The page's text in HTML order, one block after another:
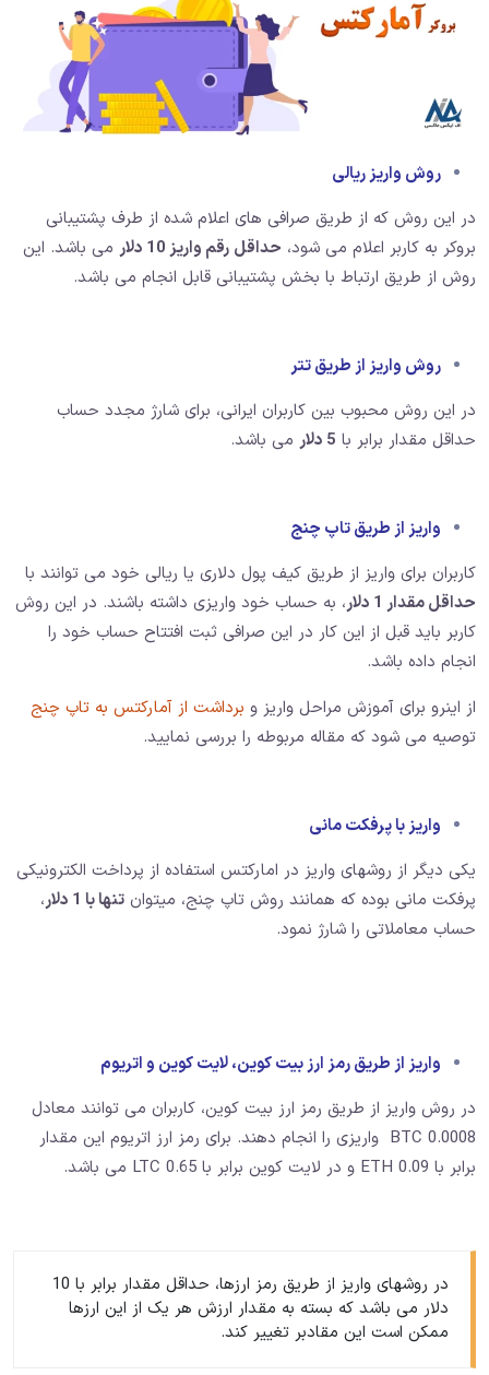
روش واریز ریالی
در این روش که از طریق صرافی های اعلام شده از طرف پشتیبانی
بروکر به کاربر اعلام می شود، حداقل رقم واریز 10 دلار
می باشد. این
روش از طریق ارتباط با بخش پشتیبانی قابل انجام می باشد.
روش واریز از طریق تتر
در این روش محبوب بین کاربران ایرانی، برای شارژ مجدد حساب
حداقل مقدار برابر با 5 دلار می باشد.
واریز از طریق تاپ چنج
کاربران برای واریز از طریق کیف پول دلاری یا ریالی خود می توانند با
حداقل مقدار 1 دلار
، به حساب خود واریزی داشته باشند. در این روش
کاربر باید قبل از این کار در این صرافی ثبت افتتاح حساب خود را
انجام داده باشد.
از اینرو برای آموزش مراحل واریز و برداشت از آمارکتس به تاپ چنج
توصیه می شود که مقاله مربوطه را بررسی نمایید.
واریز با پرفکت مانی
یکی دیگر از روشهای واریز در امارکتس استفاده از پرداخت الکترونیکی
پرفکت مانی بوده که همانند روش تاپ چنج، میتوان تنها با 1 دلار
،
حساب معاملاتی را شارژ نمود.
واریز از طریق رمز ارز بیت کوین، لایت کوین و اتریوم
در روش واریز از طریق رمز ارز بیت کوین، کاربران می توانند معادل
BTC 0.0008 واریزی را انجام دهند. برای رمز ارز اتریوم این مقدار
برابر با 0.09 ETH و در لایت کوین برابر با 0.65 LTC می باشد.
در روشهای واریز از طریق رمز ارزها، حداقل مقدار برابر با 10
دلار می باشد که بسته به مقدار ارزش هر یک از این ارزها
ممکن است این مقادبر تغییر کند.